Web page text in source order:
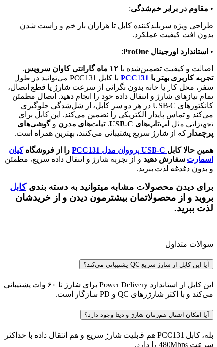
• مقاوم در برابر خم‌شدگی:
طراحی ویژه سربلندکننده کابل تا هزاران بار خم و راست شدن
بدون افت کیفیت عملکرد.
• استاندارد اورجینال ProOne :
اصالت و کیفیت تضمین‌شده با ۱۲ ماه گارانتی کاوان سرویس.
تجربه کاربری بهتر با PCC131
با کابل PCC131 می‌توانید در طول
سفر، محل کار یا خانه بدون نگرانی از سرعت شارژ یا قطع اتصال،
تمام نیازهای شارژ و انتقال داده خود را انجام دهید. اتصال مطمئن
کانکتورهای USB‑C در هر دو سر کابل، از شل‌شدگی جلوگیری
می‌کند و تماس پایدار الکتریکی را تضمین می‌کند. این کابل برای
تجهیزاتی مثل لپ‌تاپ‌های USB‑C ،تبلت‌های مدرن وگوشی‌های
پرچمدار که از شارژ سریع پشتیبانی می‌کنند، بهترین همراه است.
همین حالا کابل را از فروشگاهکیان
اسمارت سفارش دهید و از تجربه شارژ و انتقال داده سریع، مطمئن
و بدون دغدغه لذت ببرید.
برای دیدن محصولات مشابه میتوانید به دسته بندیکابل
بروید و از محصولاتمان بیشترمون دیدن و از خریدشان
لذت ببرید.
سوالات متداول
آیا این کابل از شارژ سریع QC پشتیبانی می‌کند؟
این کابل از استاندارد Power Delivery برای شارژ تا ۶۰ وات پشتیبانی
می‌کند و با اکثر شارژرهای QC و PD سازگار است.
آیا امکان انتقال هم‌زمان شارژ و دیتا وجود دارد؟
بله، کابل PCC131 هم قابلیت شارژ سریع و هم انتقال داده با حداکثر
سرعت 480Mbps را دارد.